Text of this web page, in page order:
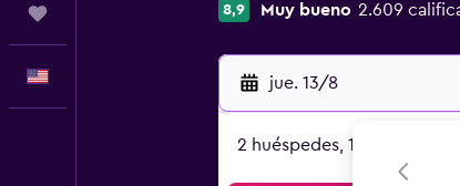
8,9 Muy bueno 2.609
jue. 13/8
2 huéspedes, 1 habitación